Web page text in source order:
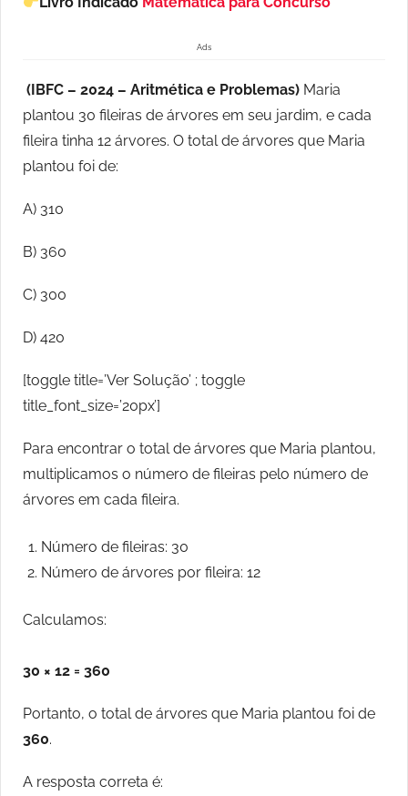
Ads
(IBFC – 2024 – Aritmética e Problemas) Maria
plantou 30 fileiras de árvores em seu jardim, e cada
fileira tinha 12 árvores. O total de árvores que Maria
plantou foi de:
A) 310
B) 360
C) 300
D) 420
[toggle title=’Ver Solução’ ; toggle
title_font_size=’20px’]
Para encontrar o total de árvores que Maria plantou,
multiplicamos o número de fileiras pelo número de
árvores em cada fileira.
Número de fileiras: 30
Número de árvores por fileira: 12
Calculamos:
30 × 12 = 360
Portanto, o total de árvores que Maria plantou foi de
360.
A resposta correta é: